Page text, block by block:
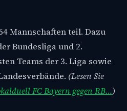
Mannschaften teil. Dazu
Bundesliga und 2.
Teams der 3. Liga sowie
(Lesen Sie
FC Bayern gegen RB…)